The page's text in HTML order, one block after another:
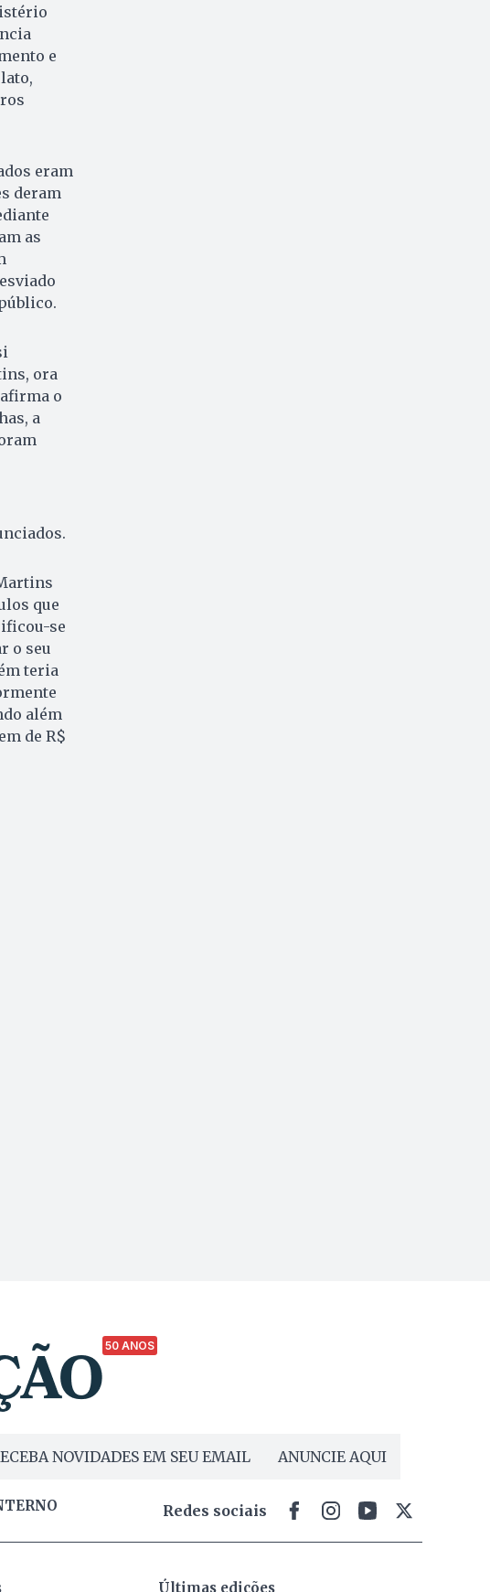
e
eram
deram
as
ora
o
a
que
se
o seu
teria
além
de R$
50 ANOS
NOVIDADES EM SEU EMAIL ANUNCIE AQUI
Redes sociais
Últimas edições